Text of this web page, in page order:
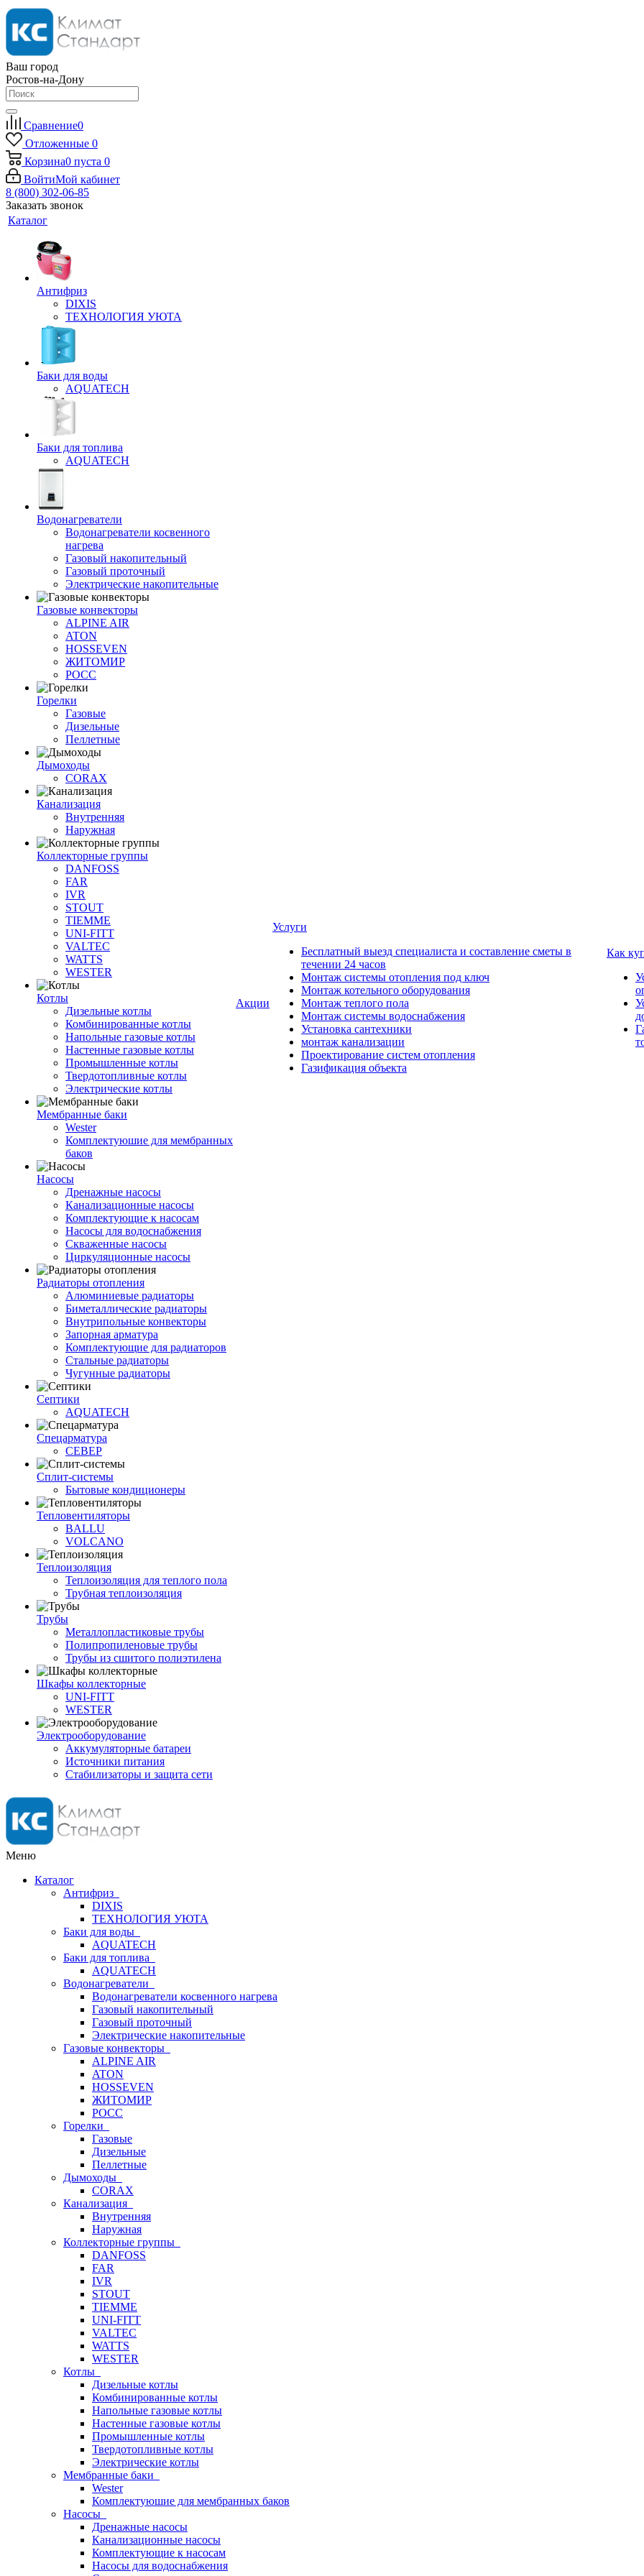
Ваш город
Ростов-на-Дону
Сравнение0
Отложенные 0
Корзина0 пуста 0
ВойтиМой кабинет
8 (800) 302-06-85
Заказать звонок
Каталог
Антифриз
DIXIS
ТЕХНОЛОГИЯ УЮТА
Баки для воды
AQUATECH
Баки для топлива
AQUATECH
Водонагреватели
Водонагреватели косвенного
нагрева
Газовый накопительный
Газовый проточный
Электрические накопительные
Газовые конвекторы
ALPINE AIR
ATON
HOSSEVEN
ЖИТОМИР
РОСС
Горелки
Газовые
Дизельные
Пеллетные
Дымоходы
CORAX
Канализация
Внутренняя
Наружная
Коллекторные группы
DANFOSS
FAR
IVR
STOUT
TIEMME
UNI-FITT
VALTEC
WATTS
WESTER
Котлы
Дизельные котлы
Комбинированные котлы
Напольные газовые котлы
Настенные газовые котлы
Промышленные котлы
Твердотопливные котлы
Электрические котлы
Мембранные баки
Wester
Комплектуюшие для мембранных
баков
Насосы
Дренажные насосы
Канализационные насосы
Комплектующие к насосам
Насосы для водоснабжения
Скваженные насосы
Циркуляционные насосы
Радиаторы отопления
Алюминиевые радиаторы
Биметаллические радиаторы
Внутрипольные конвекторы
Запорная арматура
Комплектующие для радиаторов
Стальные радиаторы
Чугунные радиаторы
Септики
AQUATECH
Спецарматура
СЕВЕР
Сплит-системы
Бытовые кондиционеры
Тепловентиляторы
BALLU
VOLCANO
Теплоизоляция
Теплоизоляция для теплого пола
Трубная теплоизоляция
Трубы
Металлопластиковые трубы
Полипропиленовые трубы
Трубы из сшитого полиэтилена
Шкафы коллекторные
UNI-FITT
WESTER
Электрооборудование
Аккумуляторные батареи
Источники питания
Стабилизаторы и защита сети
Акции
Услуги
Бесплатный выезд специалиста и составление сметы в
течении 24 часов
Монтаж системы отопления под ключ
Монтаж котельного оборудования
Монтаж теплого пола
Монтаж системы водоснабжения
Установка сантехники
монтаж канализации
Проектирование систем отопления
Газификация объекта
Как
Меню
Каталог
Антифриз
DIXIS
ТЕХНОЛОГИЯ УЮТА
Баки для воды
AQUATECH
Баки для топлива
AQUATECH
Водонагреватели
Водонагреватели косвенного нагрева
Газовый накопительный
Газовый проточный
Электрические накопительные
Газовые конвекторы
ALPINE AIR
ATON
HOSSEVEN
ЖИТОМИР
РОСС
Горелки
Газовые
Дизельные
Пеллетные
Дымоходы
CORAX
Канализация
Внутренняя
Наружная
Коллекторные группы
DANFOSS
FAR
IVR
STOUT
TIEMME
UNI-FITT
VALTEC
WATTS
WESTER
Котлы
Дизельные котлы
Комбинированные котлы
Напольные газовые котлы
Настенные газовые котлы
Промышленные котлы
Твердотопливные котлы
Электрические котлы
Мембранные баки
Wester
Комплектуюшие для мембранных баков
Насосы
Дренажные насосы
Канализационные насосы
Комплектующие к насосам
Насосы для водоснабжения